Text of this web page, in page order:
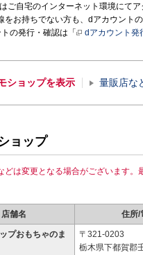
ご自宅のインターネット環境にて
をお持ちでない方も、dアカウントの
の発行・確認は「
dアカウント発
ショップを表示 量販店な
ョップ
どは変更となる場合がございます。
店舗名 住所/
プおもちゃのま
〒321-0203
栃木県下都賀郡